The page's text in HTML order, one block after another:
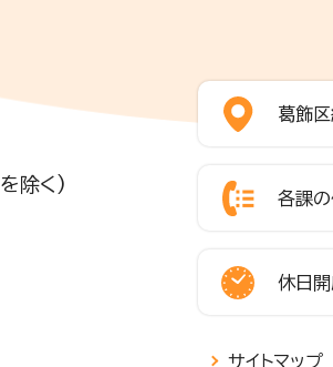
除く)
葛飾
各課の
休日
サイトマップ